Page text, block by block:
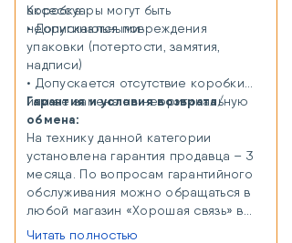
аксессуары могут быть
неоригинальными
Коробка:
• Допускаются повреждения
упаковки (потертости, замятия,
надписи)
• Допускается отсутствие коробки
или ее замена на неоригинальную
Гарантия и условия возврата/
обмена:
На технику данной категории
установлена гарантия продавца – 3
месяца. По вопросам гарантийного
обслуживания можно обращаться в
любой магазин «Хорошая связь» в
любом городе присутствия. В случае
Читать полностью